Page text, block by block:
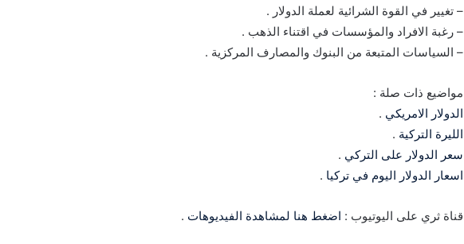
– تغيير في القوة الشرائية لعملة الدولار .
– رغبة الافراد والمؤسسات في اقتناء الذهب .
– السياسات المتبعة من البنوك والمصارف المركزية .
مواضيع ذات صلة :
الدولار الامريكي .
الليرة التركية .
سعر الدولار على التركي .
اسعار الدولار اليوم في تركيا .
قناة ثري على اليوتيوب : اضغط هنا لمشاهدة الفيديوهات .